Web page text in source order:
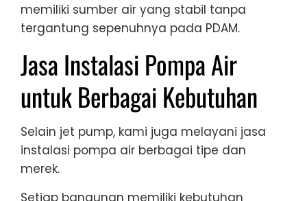
memiliki sumber air yang stabil tanpa
tergantung sepenuhnya pada PDAM.
Jasa Instalasi Pompa Air
untuk Berbagai Kebutuhan
Selain jet pump, kami juga melayani jasa
instalasi pompa air berbagai tipe dan
merek.
Setiap bangunan memiliki kebutuhan